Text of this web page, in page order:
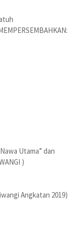
Utama” dan
)
Angkatan 2019)